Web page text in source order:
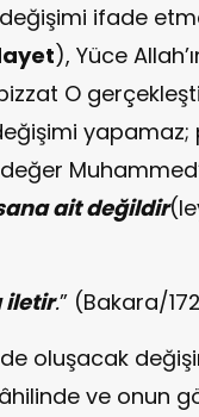
ifade
), Yüce
O
ait değildir
iletir.” (Bakara/
oluşacak
ve onun